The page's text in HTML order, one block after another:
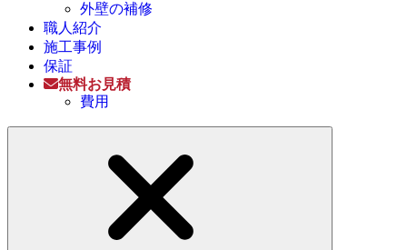
外壁の補修
職人紹介
施工事例
保証
無料お見積
費用